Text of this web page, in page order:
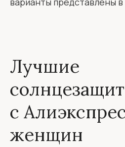
Лучшие
с
женщин